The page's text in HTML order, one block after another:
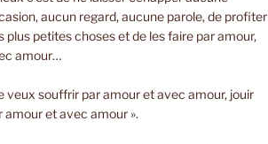
aucun regard, aucune parole, de profiter
plus petites choses et de les faire par amour,
amour…
veux souffrir par amour et avec amour, jouir
amour et avec amour ».